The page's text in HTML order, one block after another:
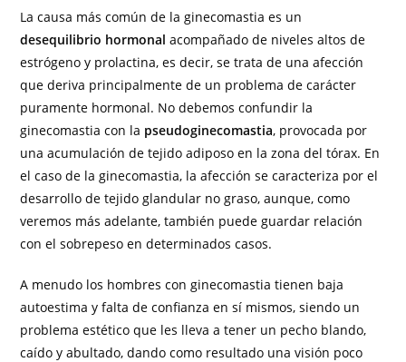
La causa más común de la ginecomastia es un
desequilibrio hormonal acompañado de niveles altos de
estrógeno y prolactina, es decir, se trata de una afección
que deriva principalmente de un problema de carácter
puramente hormonal. No debemos confundir la
ginecomastia con la pseudoginecomastia, provocada por
una acumulación de tejido adiposo en la zona del tórax. En
el caso de la ginecomastia, la afección se caracteriza por el
desarrollo de tejido glandular no graso, aunque, como
veremos más adelante, también puede guardar relación
con el sobrepeso en determinados casos.
A menudo los hombres con ginecomastia tienen baja
autoestima y falta de confianza en sí mismos, siendo un
problema estético que les lleva a tener un pecho blando,
caído y abultado, dando como resultado una visión poco